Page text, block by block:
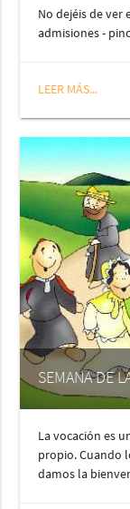
No dejéis de ver
admisiones -
LEER MÁS...
SEMANA DE
La vocación es
propio. Cuando
damos la